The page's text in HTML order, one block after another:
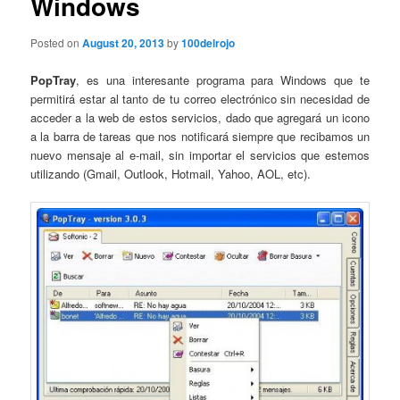
Posted onAugust 20, 2013by100delrojo
PopTray, es una interesante programa para Windows que te
permitirá estar al tanto de tu correo electrónico sin necesidad de
acceder a la web de estos servicios, dado que agregará un icono
a la barra de tareas que nos notificará siempre que recibamos un
nuevo mensaje al e-mail, sin importar el servicios que estemos
utilizando (Gmail, Outlook, Hotmail, Yahoo, AOL, etc).